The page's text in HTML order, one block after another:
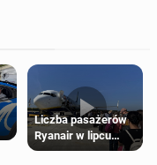
Liczba pasażerów
Ryanair w lipcu
pobiła rekord